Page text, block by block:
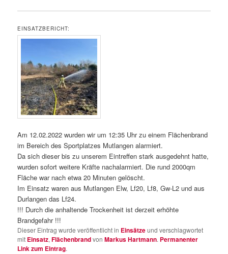
EINSATZBERICHT:
Am 12.02.2022 wurden wir um 12:35 Uhr zu einem Flächenbrand
im Bereich des Sportplatzes Mutlangen alarmiert.
Da sich dieser bis zu unserem Eintreffen stark ausgedehnt hatte,
wurden sofort weitere Kräfte nachalarmiert. Die rund 2000qm
Fläche war nach etwa 20 Minuten gelöscht.
Im Einsatz waren aus Mutlangen Elw, Lf20, Lf8, Gw-L2 und aus
Durlangen das Lf24.
!!! Durch die anhaltende Trockenheit ist derzeit erhöhte
Brandgefahr !!!
Dieser Eintrag wurde veröffentlicht in Einsätzeund verschlagwortet
mit Einsatz,FlächenbrandvonMarkus Hartmann. Permanenter
Link zum Eintrag.